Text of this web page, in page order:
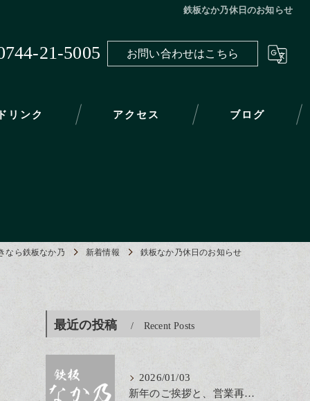
鉄板なか乃休日のお知らせ
21-5005 お問い合わせはこちら
リンク アクセス ブログ
なら鉄板なか乃 新着情報 鉄板なか乃休日のお知らせ
最近の投稿 Recent Posts
2026/01/03
新年のご挨拶と、営業再開のお知らせ